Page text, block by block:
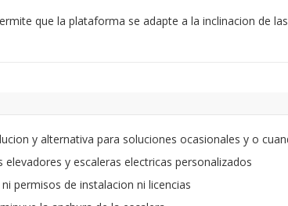
que la plataforma se adapte a la inclinacion de
y alternativa para soluciones ocasionales y o
y escaleras electricas personalizados
permisos de instalacion ni licencias